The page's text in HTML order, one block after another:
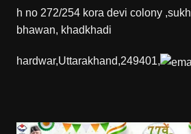
h no 272/254 kora devi colony
bhawan, khadkhadi
hardwar,Uttarakhand,249401,